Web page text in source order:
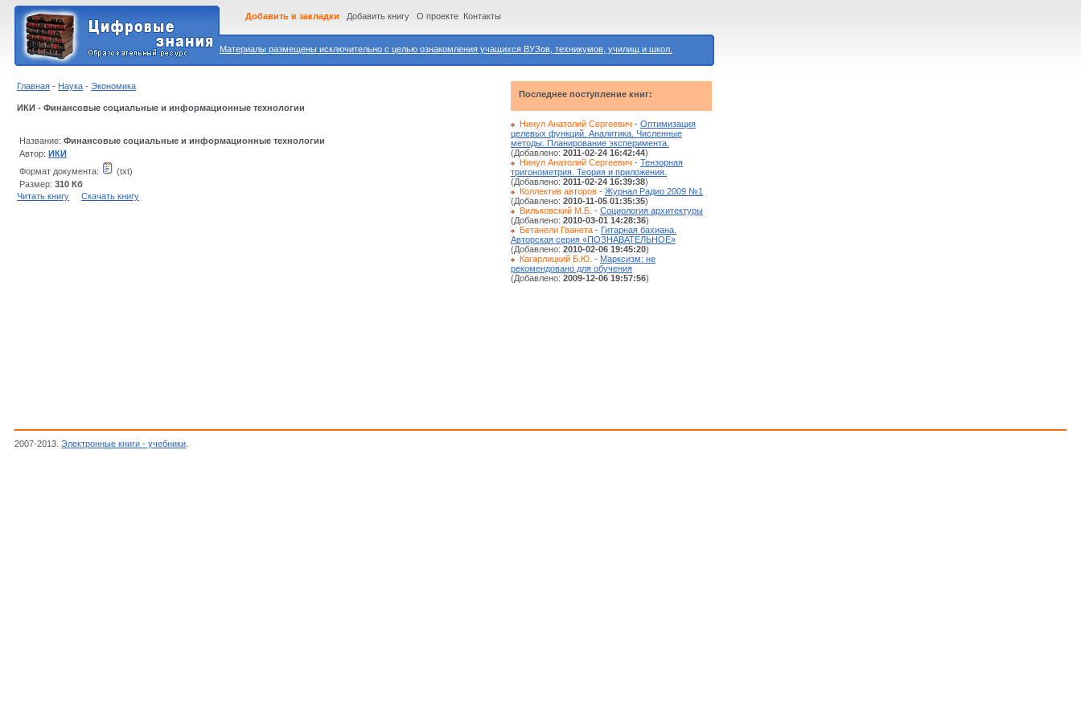
Материалы размещены исключительно с целью ознакомления учащихся ВУЗов, техникумов, училищ и школ.
Добавить в закладки Добавить книгу О проекте Контакты
Главная - Наука - Экономика
ИКИ - Финансовые социальные и информационные технологии
Название: Финансовые социальные и информационные технологии
Автор: ИКИ
Формат документа:
(txt)
Размер: 310 Кб
Читать книгу
Скачать книгу
Последнее поступление книг:
Нинул Анатолий Сергеевич - Оптимизация
целевых функций. Аналитика. Численные
методы. Планирование эксперимента.
(Добавлено: 2011-02-24 16:42:44)
Нинул Анатолий Сергеевич - Тензорная
тригонометрия. Теория и приложения.
(Добавлено: 2011-02-24 16:39:38)
Коллектив авторов - Журнал Радио 2009 №1
(Добавлено: 2010-11-05 01:35:35)
Вильковский М.Б. - Социология архитектуры
(Добавлено: 2010-03-01 14:28:36)
Бетанели Гванета - Гитарная бахиана.
Авторская серия «ПОЗНАВАТЕЛЬНОЕ»
(Добавлено: 2010-02-06 19:45:20)
Кагарлицкий Б.Ю. - Марксизм: не
рекомендовано для обучения
(Добавлено: 2009-12-06 19:57:56)
2007-2013. Электронные книги - учебники